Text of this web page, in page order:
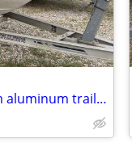
2005 Regal 2000 with tandem aluminum trailer